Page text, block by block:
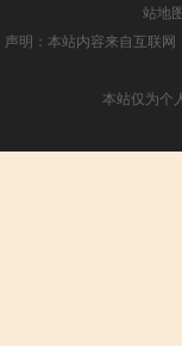
站地
声明：本站内容来自互联
本站仅为个